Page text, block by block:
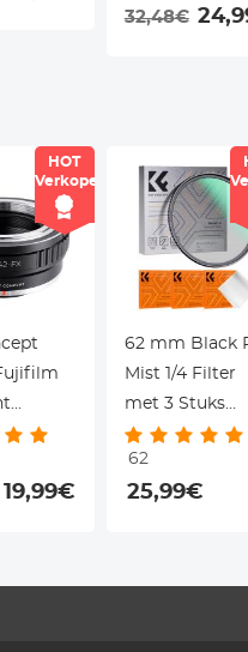
Lensadapter
32,48€
HOT
Verkoper
19,99€
62 mm Black
Mist 1/4 Filter
met 3 Stuks
Black Diffusion
Lens Filter met
62
25,99€